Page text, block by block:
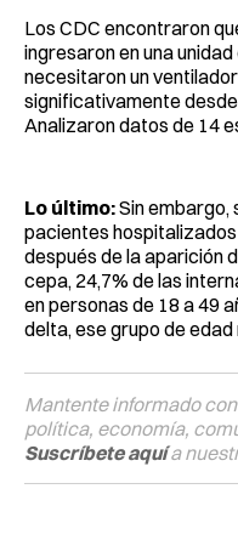
Los CDC encontraron
ingresaron en una
necesitaron un
significativamente
Analizaron datos de 14
Lo último:Sin embargo,
pacientes
después de la aparición
cepa, 24,7% de las
en personas de 18 a 49
delta, ese grupo de
Mantente informado
política, economía,
Suscríbete aquía